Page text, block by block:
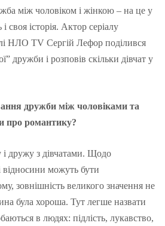
між чоловіком і жінкою – на це у
своя історія. Актор серіалу
НЛО TV Сергій Лефор поділився
дружби і розповів скільки дівчат у
дружби між чоловіками та
про романтику?
дружу з дівчатами. Щодо
відносини можуть бути
зовнішність великого значення не
була хороша. Тут легше назвати
в людях: підлість, лукавство,